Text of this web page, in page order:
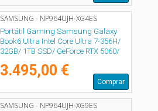
SAMSUNG - NP964UJH-XG4ES
Portátil Gaming Samsung Galaxy
Book6 Ultra Intel Core Ultra 7-356H/
32GB/ 1TB SSD/ GeForce RTX 5060/
3.495,00 €
Comprar
SAMSUNG - NP964UJH-XG9ES